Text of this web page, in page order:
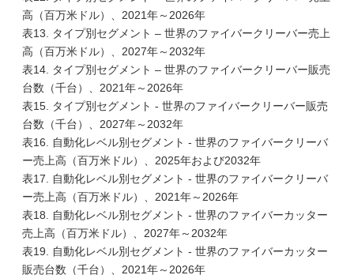
高（百万米ドル）、2021年～2026年
表13. タイプ別セグメント – 世界のファイバークリーバー売上
高（百万米ドル）、2027年～2032年
表14. タイプ別セグメント – 世界のファイバークリーバー販売
台数（千台）、2021年～2026年
表15. タイプ別セグメント - 世界のファイバークリーバー販売
台数（千台）、2027年～2032年
表16. 自動化レベル別セグメント - 世界のファイバークリーバ
ー売上高（百万米ドル）、2025年および2032年
表17. 自動化レベル別セグメント - 世界のファイバークリーバ
ー売上高（百万米ドル）、2021年～2026年
表18. 自動化レベル別セグメント - 世界のファイバーカッター
売上高（百万米ドル）、2027年～2032年
表19. 自動化レベル別セグメント - 世界のファイバーカッター
販売台数（千台）、2021年～2026年